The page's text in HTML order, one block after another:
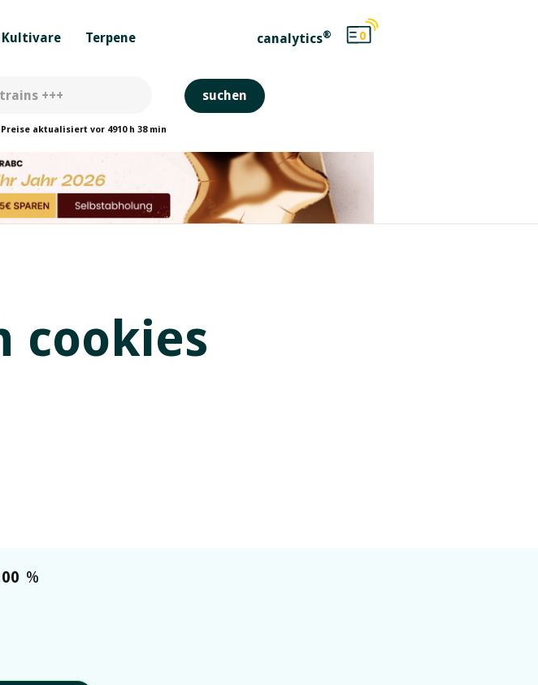
Kultivare Terpene canalytics® 0
Preise aktualisiert vor 4910 h 38 min
cookies
%